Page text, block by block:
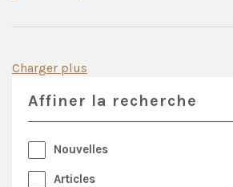
Charger plus
Affiner la recherche
Nouvelles
Articles